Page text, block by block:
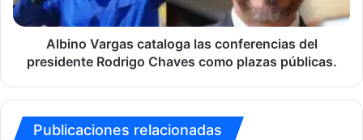
Rodrigo
Chaves
plazas
Albino Vargas cataloga las conferencias del
presidente Rodrigo Chaves como plazas públicas.
Publicaciones relacionadas